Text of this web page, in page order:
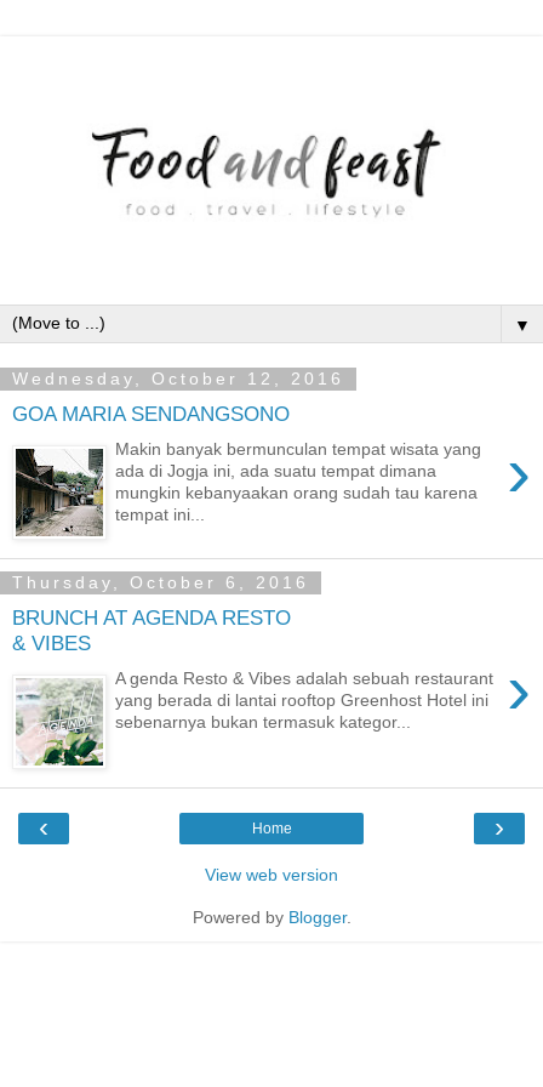
▼
Wednesday, October 12, 2016
GOA MARIA SENDANGSONO
›
Makin banyak bermunculan tempat wisata yang
ada di Jogja ini, ada suatu tempat dimana
mungkin kebanyaakan orang sudah tau karena
tempat ini...
Thursday, October 6, 2016
BRUNCH AT AGENDA RESTO
& VIBES
›
A genda Resto & Vibes adalah sebuah restaurant
yang berada di lantai rooftop Greenhost Hotel ini
sebenarnya bukan termasuk kategor...
‹ ›
Home
View web version
Powered by Blogger.